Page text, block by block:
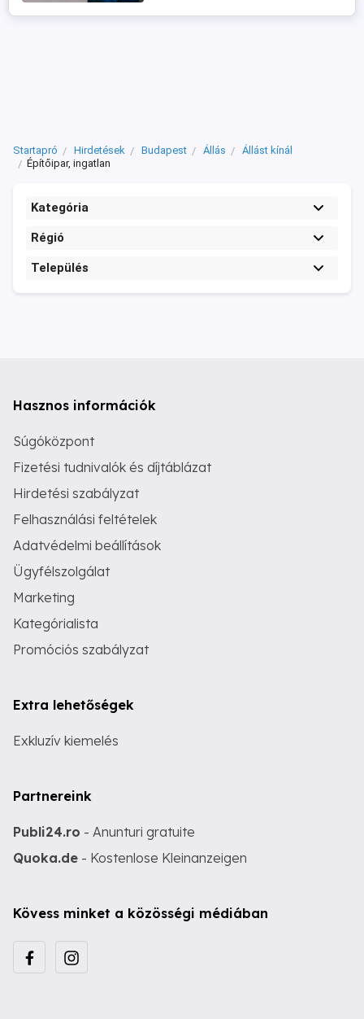
szakipari vállalkozásokat, cégeket
Startapró Hirdetések Budapest Állás
Állást kínál
Építőipar, ingatlan
Kategória
Régió
Település
Hasznos információk
Súgóközpont
Fizetési tudnivalók és díjtáblázat
Hirdetési szabályzat
Felhasználási feltételek
Adatvédelmi beállítások
Ügyfélszolgálat
Marketing
Kategórialista
Promóciós szabályzat
Extra lehetőségek
Exkluzív kiemelés
Partnereink
Publi24.ro - Anunturi gratuite
Quoka.de - Kostenlose Kleinanzeigen
Kövess minket a közösségi médiában